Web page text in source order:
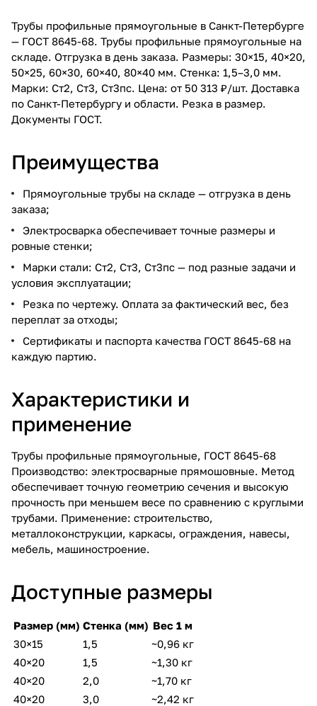
Трубы профильные прямоугольные в Санкт-Петербурге
— ГОСТ 8645-68. Трубы профильные прямоугольные на
складе. Отгрузка в день заказа. Размеры: 30×15, 40×20,
50×25, 60×30, 60×40, 80×40 мм. Стенка: 1,5–3,0 мм.
Марки: Ст2, Ст3, Ст3пс. Цена: от 50 313 ₽/шт. Доставка
по Санкт-Петербургу и области. Резка в размер.
Документы ГОСТ.
Преимущества
Прямоугольные трубы на складе — отгрузка в день
заказа;
Электросварка обеспечивает точные размеры и
ровные стенки;
Марки стали: Ст2, Ст3, Ст3пс — под разные задачи и
условия эксплуатации;
Резка по чертежу. Оплата за фактический вес, без
переплат за отходы;
Сертификаты и паспорта качества ГОСТ 8645-68 на
каждую партию.
Характеристики и
применение
Трубы профильные прямоугольные, ГОСТ 8645-68
Производство: электросварные прямошовные. Метод
обеспечивает точную геометрию сечения и высокую
прочность при меньшем весе по сравнению с круглыми
трубами. Применение: строительство,
металлоконструкции, каркасы, ограждения, навесы,
мебель, машиностроение.
Доступные размеры
Размер (мм) Стенка (мм) Вес 1 м
30×15
1,5
~0,96 кг
40×20
1,5
~1,30 кг
40×20
2,0
~1,70 кг
40×20
3,0
~2,42 кг